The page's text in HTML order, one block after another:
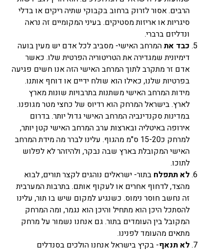
הרבים. אסור לזרוק ברחוב בקבוקי שתיה ריקים או בדלי
סיגריות או אריזות מסטיקים. בעיני המקומיים זה נראה
ונדליזם ברברי.
כבד אתהמרחב האישי- מסביב לכל אדם יש מעין בועה
דימיונית שמגדירה את הטריטוריה הפרטית שלו. כאשר
אדם זר מתקרב לתוך המרחב האישי הזה אנו חשים פגיעה
בפרטיות שלנו, כאילו הוא שולח ידיים או דוחף אותנו.
מידות המרחב האישי משתנות בתרבויות שונות מארץ
לארץ. בישראל המרחק הוא רדיוס של כחצי מטר מגופנו.
במדינות סקנדינביה המרחב האישי גדול יותר. בדרום
אירופה באיטליה ובארצות ערב המרחב האישי קטן יותר,
למרחק כ15-20 ס"מ מהגוף. עלינו לברר מה מידת המרחב
האישי המקובלת בארץ שבה נבקר, ולהיזהר לא לפלוש
לתוכו.
לא תתפלח בתור- ישראלים נוהגים לקצר תורים, לבוא
מהצד, לדחוף אחרים או לעקוף אותם. בתרבות המערבית
זה נחשב חוסר נימוס. כשנגיע למקום שיש בו תור, עלינו
להסתכל היכן הוא מתחיל והיכן הוא נגמר, ומה המרחק
המקובל בין העומדים בתור. גם אנחנו נשמור על מרחק
מתאים מהעומד לפנינו.
לא תנאף- בקיץ בישראל אנחנו הולכים בסנדלים